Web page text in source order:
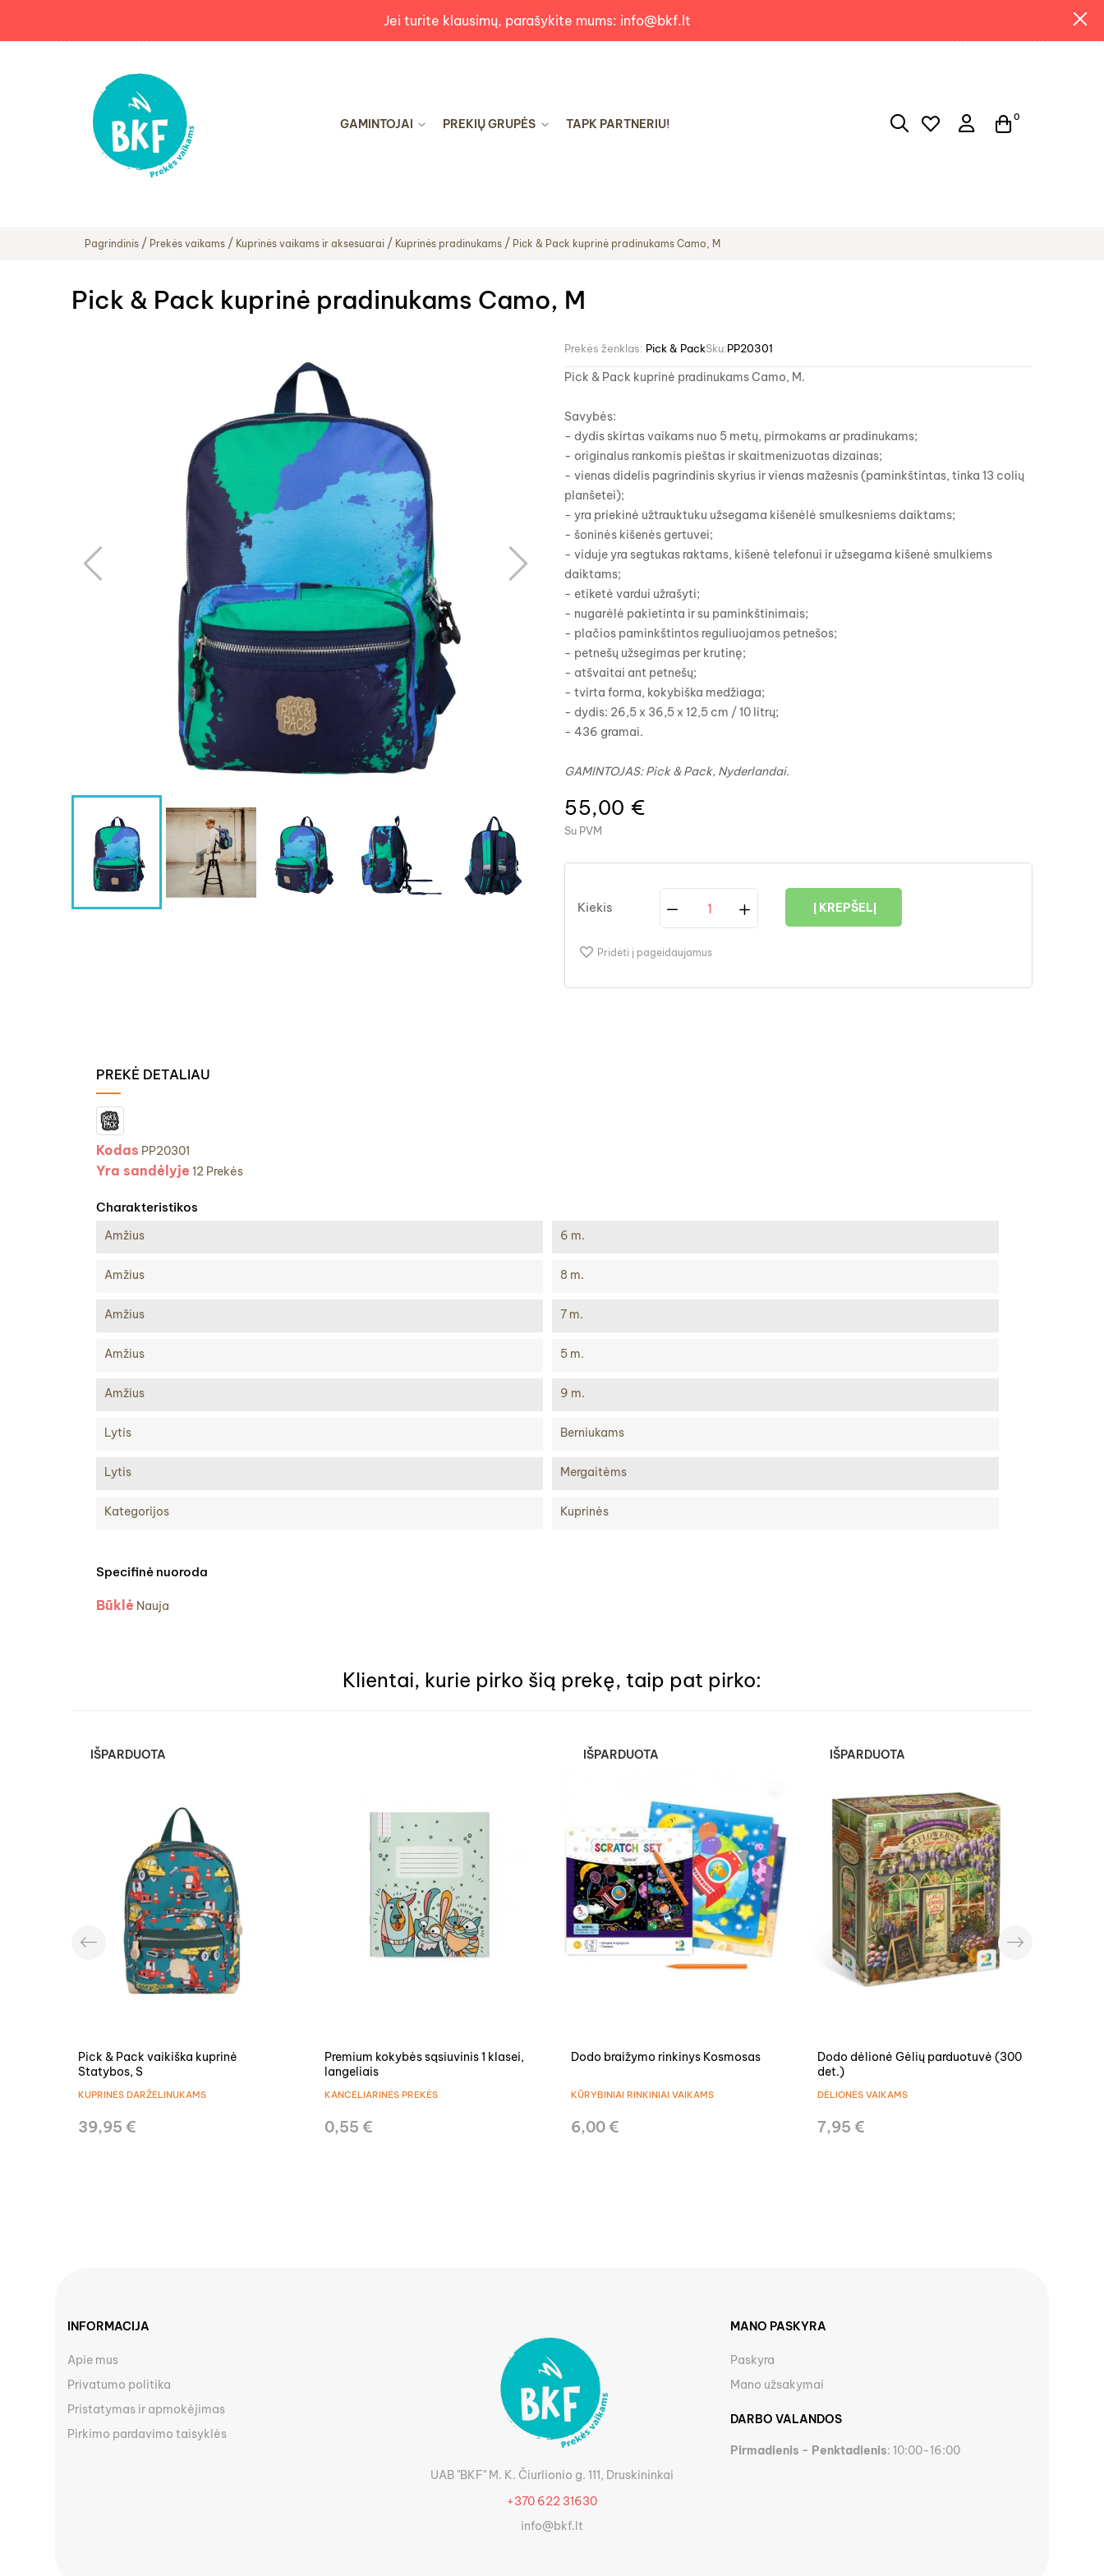
Jei turite klausimų, parašykite mums: info@bkf.lt
GAMINTOJAI PREKIŲ GRUPĖS TAPK PARTNERIU! 0
Pagrindinis Prekės vaikams Kuprinės vaikams ir aksesuarai Kuprinės pradinukams Pick & Pack kuprinė pradinukams Camo, M
Pick & Pack kuprinė pradinukams Camo, M
Prekės ženklas: Pick & PackSku:PP20301
Pick & Pack kuprinė pradinukams Camo, M.
Savybės:
- dydis skirtas vaikams nuo 5 metų, pirmokams ar pradinukams;
- originalus rankomis pieštas ir skaitmenizuotas dizainas;
- vienas didelis pagrindinis skyrius ir vienas mažesnis (paminkštintas, tinka 13 colių
planšetei);
- yra priekinė užtrauktuku užsegama kišenėlė smulkesniems daiktams;
- šoninės kišenės gertuvei;
- viduje yra segtukas raktams, kišenė telefonui ir užsegama kišenė smulkiems
daiktams;
- etiketė vardui užrašyti;
- nugarėlė pakietinta ir su paminkštinimais;
- plačios paminkštintos reguliuojamos petnešos;
- petnešų užsegimas per krutinę;
- atšvaitai ant petnešų;
- tvirta forma, kokybiška medžiaga;
- dydis: 26,5 x 36,5 x 12,5 cm / 10 litrų;
- 436 gramai.
GAMINTOJAS:Pick & Pack, Nyderlandai.
55,00 €
Su PVM
Kiekis Į KREPŠELĮ
Pridėti į pageidaujamus
PREKĖ DETALIAU
Kodas PP20301
Yra sandėlyje 12 Prekės
Charakteristikos
Amžius 6 m.
Amžius 8 m.
Amžius 7 m.
Amžius 5 m.
Amžius 9 m.
Lytis Berniukams
Lytis Mergaitėms
Kategorijos Kuprinės
Specifinė nuoroda
Būklė Nauja
Klientai, kurie pirko šią prekę, taip pat pirko:
IŠPARDUOTA
Pick & Pack vaikiška kuprinė
Statybos, S
KUPRINĖS DARŽELINUKAMS
39,95 €
Premium kokybės sąsiuvinis 1 klasei,
langeliais
KANCELIARINĖS PREKĖS
0,55 €
IŠPARDUOTA
Dodo braižymo rinkinys Kosmosas
KŪRYBINIAI RINKINIAI VAIKAMS
6,00 €
IŠPARDUOTA
Dodo dėlionė Gėlių parduotuvė (300
det.)
DĖLIONĖS VAIKAMS
7,95 €
INFORMACIJA
Apie mus
Privatumo politika
Pristatymas ir apmokėjimas
Pirkimo pardavimo taisyklės
UAB "BKF" M. K. Čiurlionio g. 111, Druskininkai
+370 622 31630
info@bkf.lt
MANO PASKYRA
Paskyra
Mano užsakymai
DARBO VALANDOS
Pirmadienis - Penktadienis: 10:00-16:00